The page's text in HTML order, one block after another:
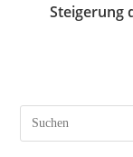
Steigerung